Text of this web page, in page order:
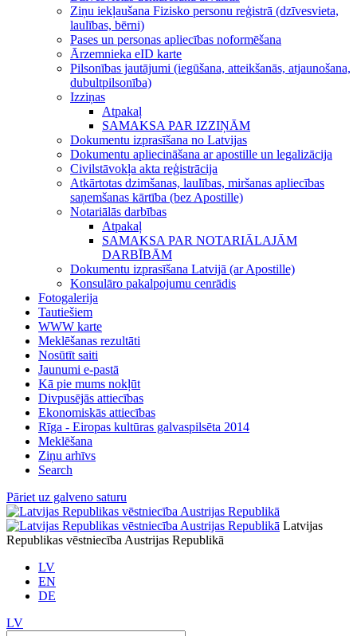
Ziņu iekļaušana Fizisko personu reģistrā (dzīvesvieta,
laulības, bērni)
Pases un personas apliecības noformēšana
Ārzemnieka eID karte
Pilsonības jautājumi (iegūšana, atteikšanās, atjaunošana,
dubultpilsonība)
Izziņas
Atpakaļ
SAMAKSA PAR IZZIŅĀM
Dokumentu izprasīšana no Latvijas
Dokumentu apliecināšana ar apostille un legalizācija
Civilstāvokļa akta reģistrācija
Atkārtotas dzimšanas, laulības, miršanas apliecības
saņemšanas kārtība (bez Apostille)
Notariālās darbības
Atpakaļ
SAMAKSA PAR NOTARIĀLAJĀM
DARBĪBĀM
Dokumentu izprasīšana Latvijā (ar Apostille)
Konsulāro pakalpojumu cenrādis
Fotogalerija
Tautiešiem
WWW karte
Meklēšanas rezultāti
Nosūtīt saiti
Jaunumi e-pastā
Kā pie mums nokļūt
Divpusējās attiecības
Ekonomiskās attiecības
Rīga - Eiropas kultūras galvaspilsēta 2014
Meklēšana
Ziņu arhīvs
Search
Pāriet uz galveno saturu
Latvijas
Republikas vēstniecība Austrijas Republikā
LV
EN
DE
LV